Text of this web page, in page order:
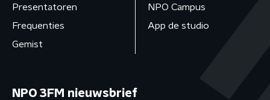
Presentatoren
Frequenties
Gemist
NPO Campus
App de studio
NPO 3FM nieuwsbrief